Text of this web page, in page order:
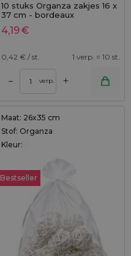
10 stuks Organza zakjes 16 x
37 cm - bordeaux
4,19€
0,42 € / st. 1 verp. = 10 st.
– verp. +
Maat: 26x35 cm
Stof: Organza
Kleur:
Bestseller